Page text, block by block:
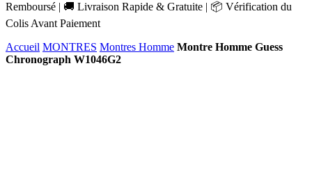
Remboursé | 🚚 Livraison Rapide & Gratuite | 📦 Vérification du
Colis Avant Paiement
Accueil MONTRES Montres Homme Montre Homme Guess
Chronograph W1046G2